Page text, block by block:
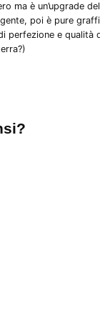
ma è un’upgrade
poi è pure
perfezione e qualità